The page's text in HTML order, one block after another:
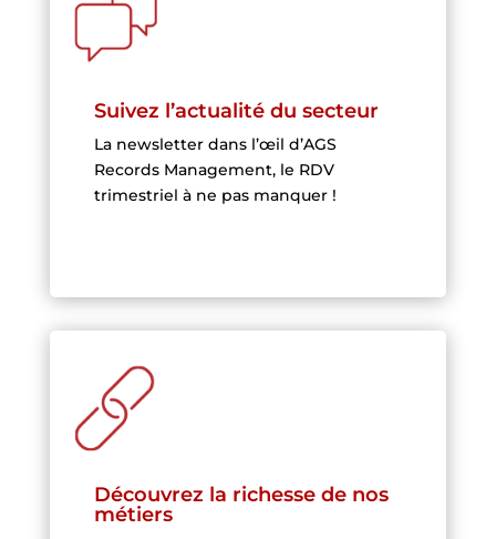
Suivez l’actualité du secteur
La newsletter dans l’œil d’AGS
Records Management, le RDV
trimestriel à ne pas manquer !
Découvrez la richesse de nos
métiers